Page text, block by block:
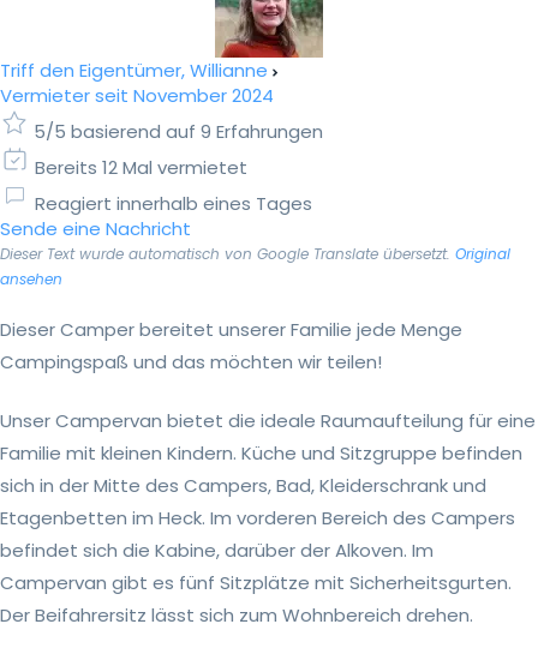
Triff den Eigentümer, Willianne
Vermieter seit November 2024
5/5 basierend auf 9 Erfahrungen
Bereits 12 Mal vermietet
Reagiert innerhalb eines Tages
Sende eine Nachricht
Dieser Text wurde automatisch von Google Translate übersetzt. Original
ansehen
Dieser Camper bereitet unserer Familie jede Menge
Campingspaß und das möchten wir teilen!
Unser Campervan bietet die ideale Raumaufteilung für eine
Familie mit kleinen Kindern. Küche und Sitzgruppe befinden
sich in der Mitte des Campers, Bad, Kleiderschrank und
Etagenbetten im Heck. Im vorderen Bereich des Campers
befindet sich die Kabine, darüber der Alkoven. Im
Campervan gibt es fünf Sitzplätze mit Sicherheitsgurten.
Der Beifahrersitz lässt sich zum Wohnbereich drehen.